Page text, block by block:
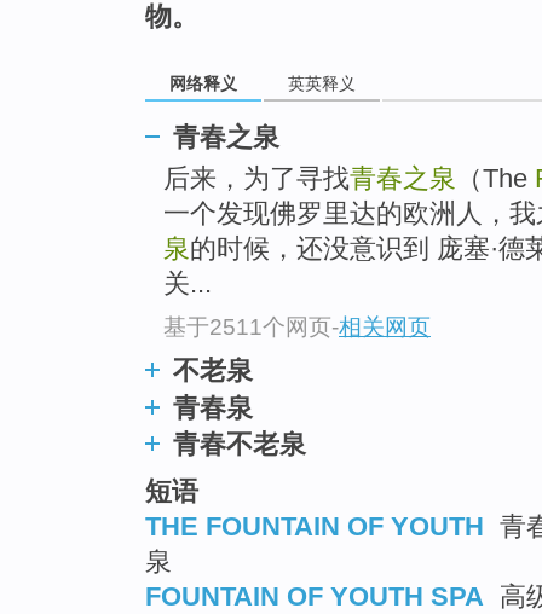
物。
网络释义 英英释义
青春之泉
后来，为了寻找青春之泉 （The
一个发现佛罗里达的欧洲人，
泉的时候，还没意识到 庞塞·
关...
基于2511个网页-相关网页
不老泉
青春泉
青春不老泉
短语
THE FOUNTAIN OF YOUTH 青
泉
FOUNTAIN OF YOUTH SPA 高